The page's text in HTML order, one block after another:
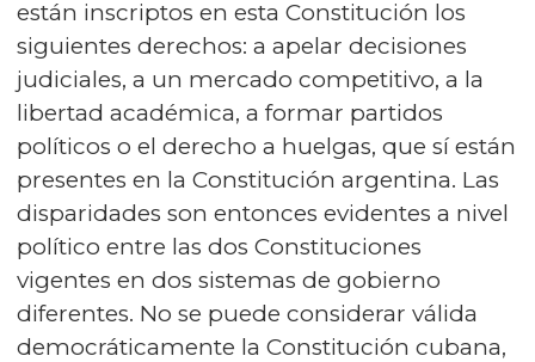
están inscriptos en esta Constitución los
siguientes derechos: a apelar decisiones
judiciales, a un mercado competitivo, a la
libertad académica, a formar partidos
políticos o el derecho a huelgas, que sí están
presentes en la Constitución argentina. Las
disparidades son entonces evidentes a nivel
político entre las dos Constituciones
vigentes en dos sistemas de gobierno
diferentes. No se puede considerar válida
democráticamente la Constitución cubana,